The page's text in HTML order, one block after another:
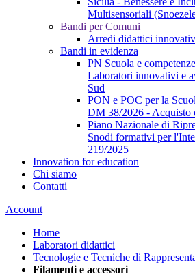
Multisensoriali
Bandi per Comuni
Arredi didattici
Bandi in evidenza
PN Scuola e
Laboratori innovativi e
Sud
PON e POC per la
DM 38/2026 - Acquisto
Piano Nazionale di
Snodi formativi per
219/2025
Innovation for education
Chi siamo
Contatti
Account
Home
Laboratori didattici
Tecnologie e Tecniche di
Filamenti e accessori